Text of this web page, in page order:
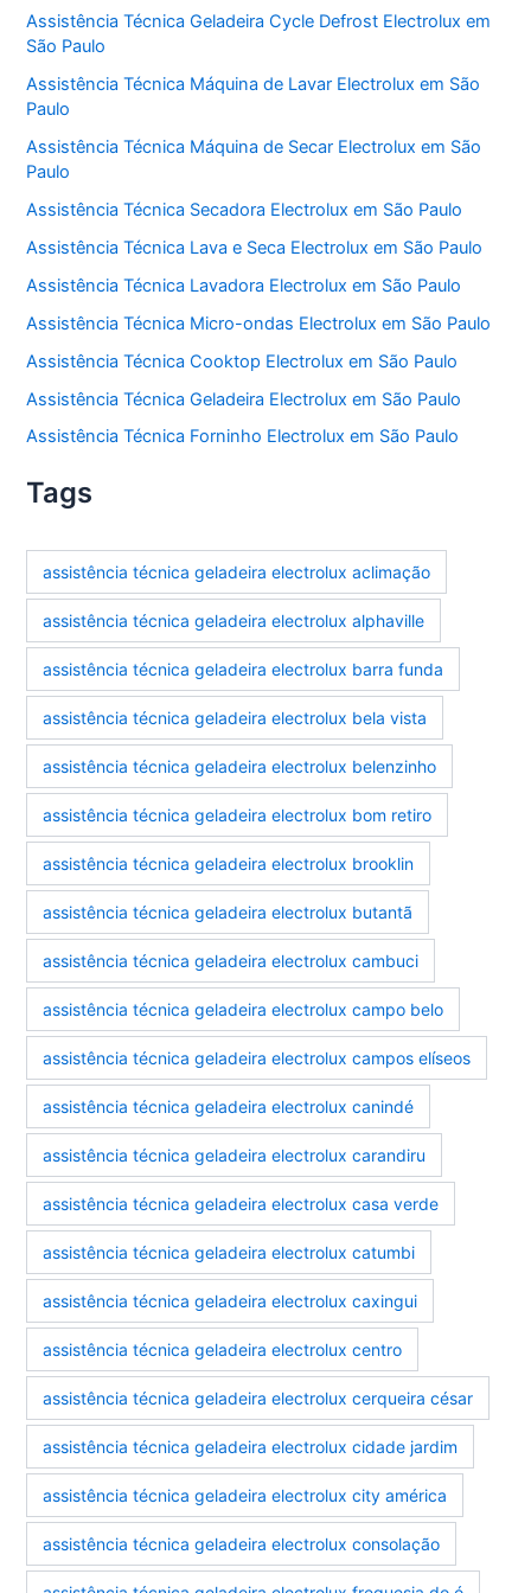
Assistência Técnica Geladeira Cycle Defrost Electrolux em
São Paulo
Assistência Técnica Máquina de Lavar Electrolux em São
Paulo
Assistência Técnica Máquina de Secar Electrolux em São
Paulo
Assistência Técnica Secadora Electrolux em São Paulo
Assistência Técnica Lava e Seca Electrolux em São Paulo
Assistência Técnica Lavadora Electrolux em São Paulo
Assistência Técnica Micro-ondas Electrolux em São Paulo
Assistência Técnica Cooktop Electrolux em São Paulo
Assistência Técnica Geladeira Electrolux em São Paulo
Assistência Técnica Forninho Electrolux em São Paulo
Tags
assistência técnica geladeira electrolux aclimação
assistência técnica geladeira electrolux alphaville
assistência técnica geladeira electrolux barra funda
assistência técnica geladeira electrolux bela vista
assistência técnica geladeira electrolux belenzinho
assistência técnica geladeira electrolux bom retiro
assistência técnica geladeira electrolux brooklin
assistência técnica geladeira electrolux butantã
assistência técnica geladeira electrolux cambuci
assistência técnica geladeira electrolux campo belo
assistência técnica geladeira electrolux campos elíseos
assistência técnica geladeira electrolux canindé
assistência técnica geladeira electrolux carandiru
assistência técnica geladeira electrolux casa verde
assistência técnica geladeira electrolux catumbi
assistência técnica geladeira electrolux caxingui
assistência técnica geladeira electrolux centro
assistência técnica geladeira electrolux cerqueira césar
assistência técnica geladeira electrolux cidade jardim
assistência técnica geladeira electrolux city américa
assistência técnica geladeira electrolux consolação